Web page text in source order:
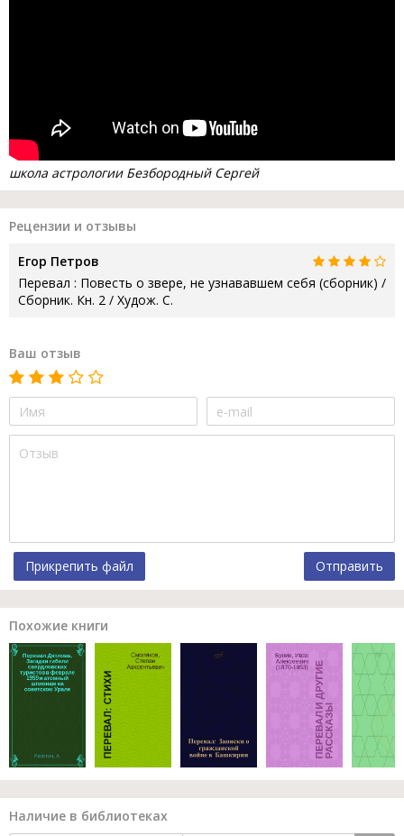
школа астрологии Безбородный Сергей
Рецензии и отзывы
Егор Петров
Перевал : Повесть о звере, не узнававшем себя (сборник) /
Сборник. Кн. 2 / Худож. С.
Ваш отзыв
Прикрепить файл Отправить
Похожие книги
Наличие в библиотеках